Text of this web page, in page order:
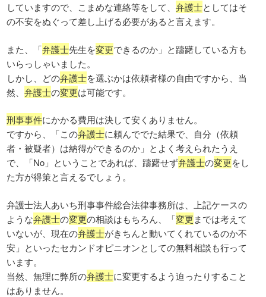
していますので、こまめな連絡等をして、弁護士としてはそ
の不安をぬぐって差し上げる必要があると言えます。
また、「弁護士先生を変更できるのか」と躊躇している方も
いらっしゃいました。
しかし、どの弁護士を選ぶかは依頼者様の自由ですから、当
然、弁護士の変更は可能です。
刑事事件にかかる費用は決して安くありません。
ですから、「この弁護士に頼んででた結果で、自分（依頼
者・被疑者）は納得ができるのか」とよく考えられたうえ
で、「No」ということであれば、躊躇せず弁護士の変更をし
た方が得策と言えるでしょう。
弁護士法人あいち刑事事件総合法律事務所は、上記ケースの
ような弁護士の変更の相談はもちろん、「変更までは考えて
いないが、現在の弁護士がきちんと動いてくれているのか不
安」といったセカンドオピニオンとしての無料相談も行って
います。
当然、無理に弊所の弁護士に変更するよう迫ったりすること
はありません。